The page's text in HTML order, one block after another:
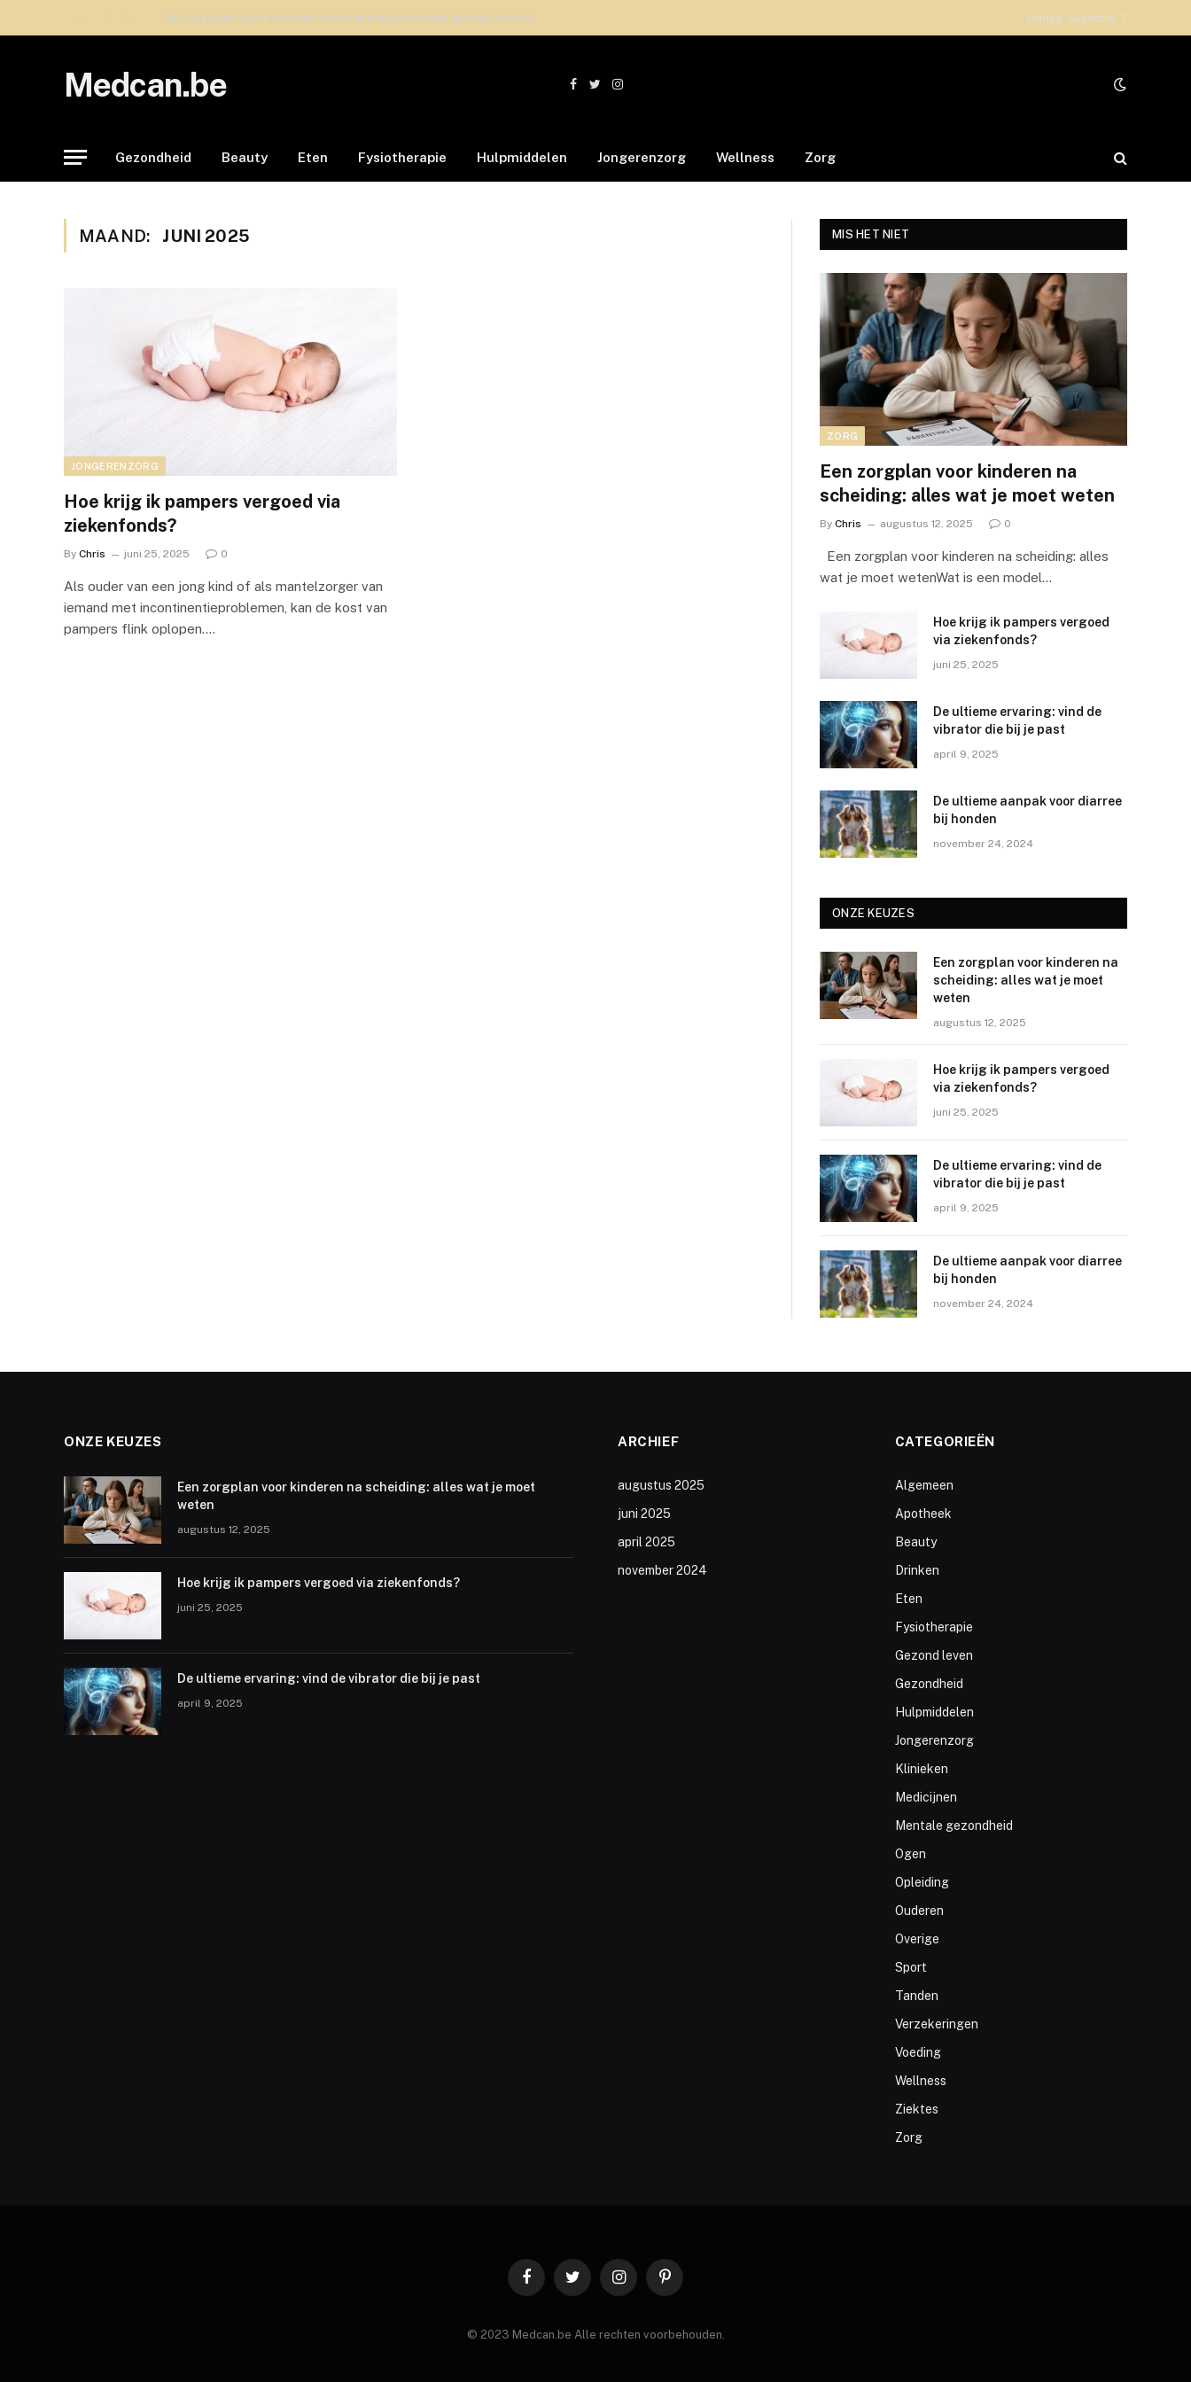
Een zorgplan voor kinderen na scheiding: alles wat je moet weten vrijdag, augustus 7
Medcan.be Facebook
TwitterInstagram
Gezondheid Beauty Eten Fysiotherapie Hulpmiddelen Jongerenzorg Wellness Zorg
MAAND: JUNI 2025
JONGERENZORG
Hoe krijg ik pampers vergoed via
ziekenfonds?
By Chris juni 25, 2025 0
Als ouder van een jong kind of als mantelzorger van
iemand met incontinentieproblemen, kan de kost van
pampers flink oplopen.…
MIS HET NIET
ZORG
Een zorgplan voor kinderen na
scheiding: alles wat je moet weten
By Chris augustus 12, 2025 0
Een zorgplan voor kinderen na scheiding: alles
wat je moet wetenWat is een model…
Hoe krijg ik pampers vergoed
via ziekenfonds?
juni 25, 2025
De ultieme ervaring: vind de
vibrator die bij je past
april 9, 2025
De ultieme aanpak voor diarree
bij honden
november 24, 2024
ONZE KEUZES
Een zorgplan voor kinderen na
scheiding: alles wat je moet
weten
augustus 12, 2025
Hoe krijg ik pampers vergoed
via ziekenfonds?
juni 25, 2025
De ultieme ervaring: vind de
vibrator die bij je past
april 9, 2025
De ultieme aanpak voor diarree
bij honden
november 24, 2024
ONZE KEUZES
Een zorgplan voor kinderen na scheiding: alles wat je moet
weten
augustus 12, 2025
Hoe krijg ik pampers vergoed via ziekenfonds?
juni 25, 2025
De ultieme ervaring: vind de vibrator die bij je past
april 9, 2025
ARCHIEF
augustus 2025
juni 2025
april 2025
november 2024
CATEGORIEËN
Algemeen
Apotheek
Beauty
Drinken
Eten
Fysiotherapie
Gezond leven
Gezondheid
Hulpmiddelen
Jongerenzorg
Klinieken
Medicijnen
Mentale gezondheid
Ogen
Opleiding
Ouderen
Overige
Sport
Tanden
Verzekeringen
Voeding
Wellness
Ziektes
Zorg
FacebookTwitter InstagramPinterest
© 2023 Medcan.be Alle rechten voorbehouden.